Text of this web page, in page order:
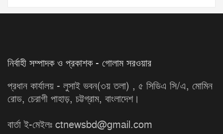
নির্বাহী সম্পাদক ও প্রকাশক - গোলাম সরওয়ার
প্রধান কার্যালয় - লুসাই ভবন(৩য় তলা) , ৫ সিডিএ সি/এ, মোমিন
রোড, চেরাগী পাহাড়, চট্টগ্রাম, বাংলাদেশ।
বার্তা ই-মেইলঃ ctnewsbd@gmail.com